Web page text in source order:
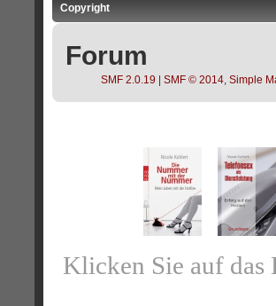
Copyright
Forum
SMF 2.0.19 | SMF © 2014, Simple
Klicken Sie auf das